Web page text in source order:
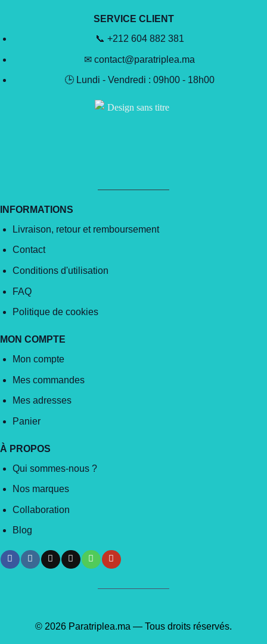
SERVICE CLIENT
📞 +212 604 882 381
✉ contact@paratriplea.ma
🕒 Lundi - Vendredi : 09h00 - 18h00
INFORMATIONS
Livraison, retour et remboursement
Contact
Conditions d'utilisation
FAQ
Politique de cookies
MON COMPTE
Mon compte
Mes commandes
Mes adresses
Panier
À PROPOS
Qui sommes-nous ?
Nos marques
Collaboration
Blog
© 2026 Paratriplea.ma — Tous droits réservés.